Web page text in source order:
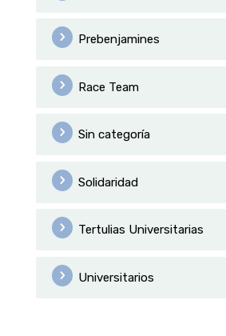
Prebenjamines
Race Team
Sin categoría
Solidaridad
Tertulias Universitarias
Universitarios